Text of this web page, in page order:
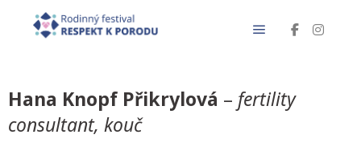
Hana Knopf Přikrylová – fertility
consultant, kouč